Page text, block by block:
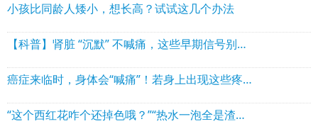
小孩比同龄人矮小，想长高？试试这几个办法
【科普】肾脏 “沉默” 不喊痛，这些早期信号别忽视
癌症来临时，身体会“喊痛”！若身上出现这些疼痛，要当心
“这个西红花咋个还掉色哦？”“热水一泡全是渣渣？”泸州大爷大妈特别注意